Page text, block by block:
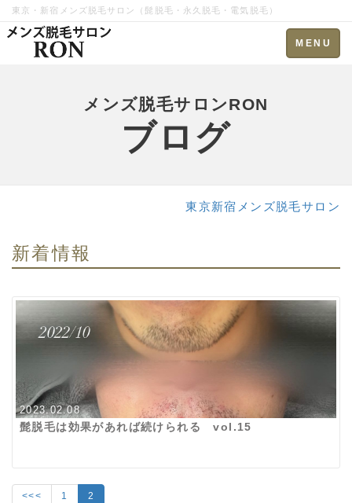
東京・新宿メンズ脱毛サロン（髭脱毛・永久脱毛・電気脱毛）
Toggle
navigation
MENU
メンズ脱毛サロンRON
ブログ
東京新宿メンズ脱毛サロン
新着情報
2023.02.08
髭脱毛は効果があれば続けられる vol.15
<<< 1 2